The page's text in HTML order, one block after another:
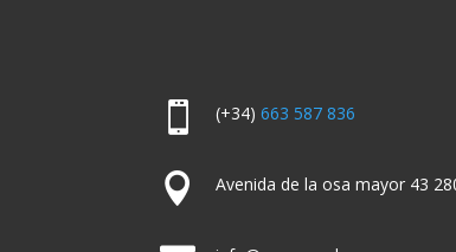
 (+34) 663 587 836
 Avenida de la osa mayor 43